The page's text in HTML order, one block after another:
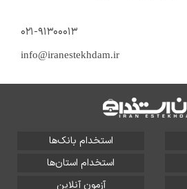
۰۲۱-۹۱۳۰۰۰۱۳
info@iranestekhdam.ir
استخدام بانک‌ها
استخدام استان‌ها
آزمون آنلاین